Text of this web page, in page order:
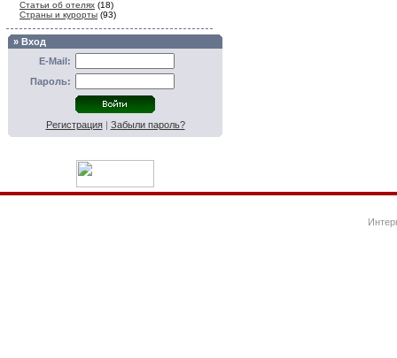
Статьи об отелях (18)
Страны и курорты (93)
» Вход
E-Mail:
Пароль:
Регистрация| Забыли пароль?